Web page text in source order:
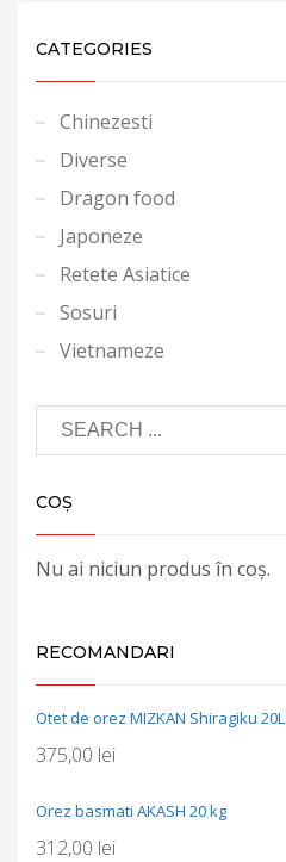
CATEGORIES
Chinezesti
Diverse
Dragon food
Japoneze
Retete Asiatice
Sosuri
Vietnameze
COȘ
Nu ai niciun produs în coș.
RECOMANDARI
Otet de orez MIZKAN Shiragiku 20L
375,00 lei
Orez basmati AKASH 20 kg
312,00 lei